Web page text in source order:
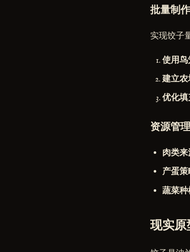
批量制作
实现饺子
使用鸟
建立农
优化
资源管理
肉类来
产蛋策
蔬菜种
现实原